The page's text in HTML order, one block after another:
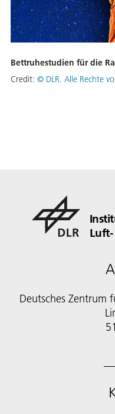
Bettruhestudien für die
Credit: © DLR. Alle Rechte
Deutsches Zentrum